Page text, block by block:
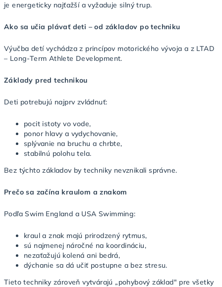
je energeticky najťažší a vyžaduje silný trup.
Ako sa učia plávať deti – od základov po techniku
Výučba detí vychádza z princípov motorického vývoja a z LTAD
– Long-Term Athlete Development.
Základy pred technikou
Deti potrebujú najprv zvládnuť:
pocit istoty vo vode,
ponor hlavy a vydychovanie,
splývanie na bruchu a chrbte,
stabilnú polohu tela.
Bez týchto základov by techniky nevznikali správne.
Prečo sa začína kraulom a znakom
Podľa Swim England a USA Swimming:
kraul a znak majú prirodzený rytmus,
sú najmenej náročné na koordináciu,
nezaťažujú kolená ani bedrá,
dýchanie sa dá učiť postupne a bez stresu.
Tieto techniky zároveň vytvárajú „pohybový základ" pre všetky